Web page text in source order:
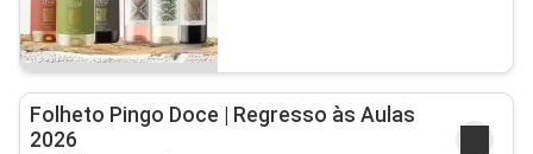
Folheto Pingo Doce | Regresso às Aulas
2026